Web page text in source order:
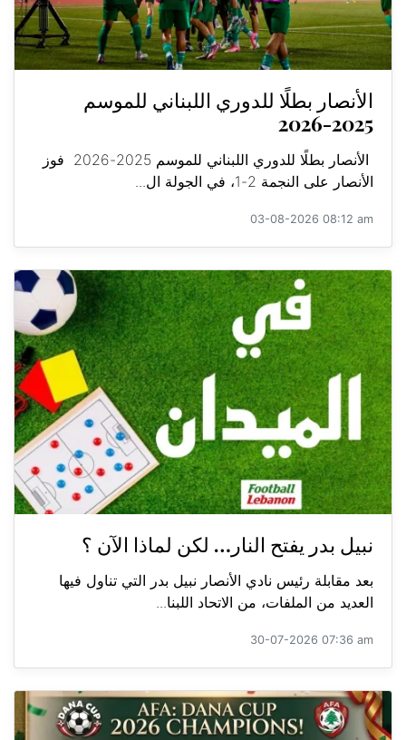
الأنصار بطلًا للدوري اللبناني للموسم
2025-2026
الأنصار بطلًا للدوري اللبناني للموسم 2025-2026 فوز
الأنصار على النجمة 2-1، في الجولة ال...
03-08-2026 08:12 am
نبيل بدر يفتح النار… لكن لماذا الآن ؟
بعد مقابلة رئيس نادي الأنصار نبيل بدر التي تناول فيها
العديد من الملفات، من الاتحاد اللبنا...
30-07-2026 07:36 am